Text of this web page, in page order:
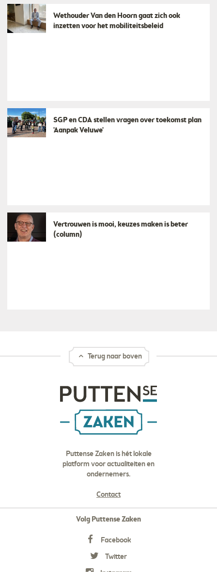
Wethouder Van den Hoorn gaat zich ook
inzetten voor het mobiliteitsbeleid
SGP en CDA stellen vragen over toekomst plan
'Aanpak Veluwe'
​Vertrouwen is mooi, keuzes maken is beter
(column)
Terug naar boven
Puttense Zaken is hét lokale
platform voor actualiteiten en
ondernemers.
Contact
Volg Puttense Zaken
Facebook
Twitter